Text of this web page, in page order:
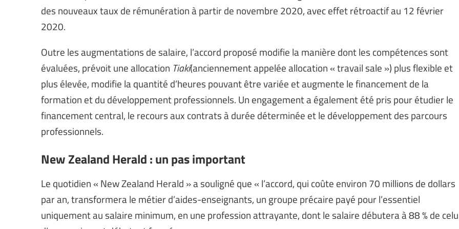
des nouveaux taux de rémunération à partir de novembre 2020, avec effet rétroactif au 12 février
2020.
Outre les augmentations de salaire, l’accord proposé modifie la manière dont les compétences sont
évaluées, prévoit une allocation Tiaki(anciennement appelée allocation « travail sale ») plus flexible et
plus élevée, modifie la quantité d’heures pouvant être variée et augmente le financement de la
formation et du développement professionnels. Un engagement a également été pris pour étudier le
financement central, le recours aux contrats à durée déterminée et le développement des parcours
professionnels.
New Zealand Herald : un pas important
Le quotidien « New Zealand Herald » a souligné que « l’accord, qui coûte environ 70 millions de dollars
par an, transformera le métier d’aides-enseignants, un groupe précaire payé pour l’essentiel
uniquement au salaire minimum, en une profession attrayante, dont le salaire débutera à 88 % de